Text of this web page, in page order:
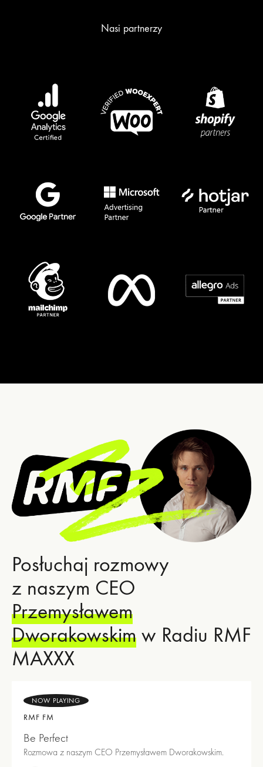
Nasi partnerzy
Posłuchaj rozmowy
z naszym CEO
Przemysławem
Dworakowskim w Radiu RMF
MAXXX
NOW PLAYING
RMF FM
Be Perfect
Rozmowa z naszym CEO Przemysławem Dworakowskim.